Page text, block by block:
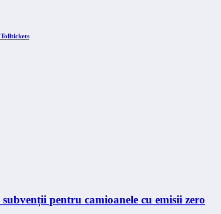
pentru camioanele cu emisii zero